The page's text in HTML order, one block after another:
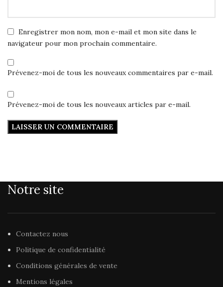
Enregistrer mon nom, mon e-mail et mon site dans le
navigateur pour mon prochain commentaire.
Prévenez-moi de tous les nouveaux commentaires par e-mail.
Prévenez-moi de tous les nouveaux articles par e-mail.
Notre site
Contactez nous
Politique de confidentialité
Conditions générales de vente
Mentions légales